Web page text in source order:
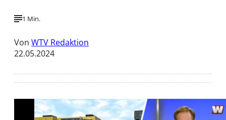
1 Min.
Von WTV Redaktion
22.05.2024